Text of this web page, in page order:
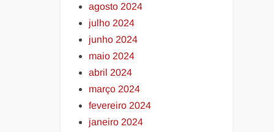
agosto 2024
julho 2024
junho 2024
maio 2024
abril 2024
março 2024
fevereiro 2024
janeiro 2024